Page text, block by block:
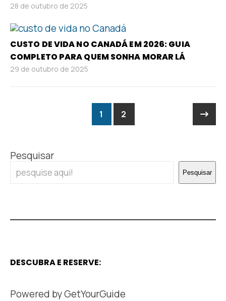
28 de outubro de 2025
CUSTO DE VIDA NO CANADÁ EM 2026: GUIA
COMPLETO PARA QUEM SONHA MORAR LÁ
29 de outubro de 2025
1 2
Pesquisar
Pesquisar
DESCUBRA E RESERVE:
Powered byGetYourGuide